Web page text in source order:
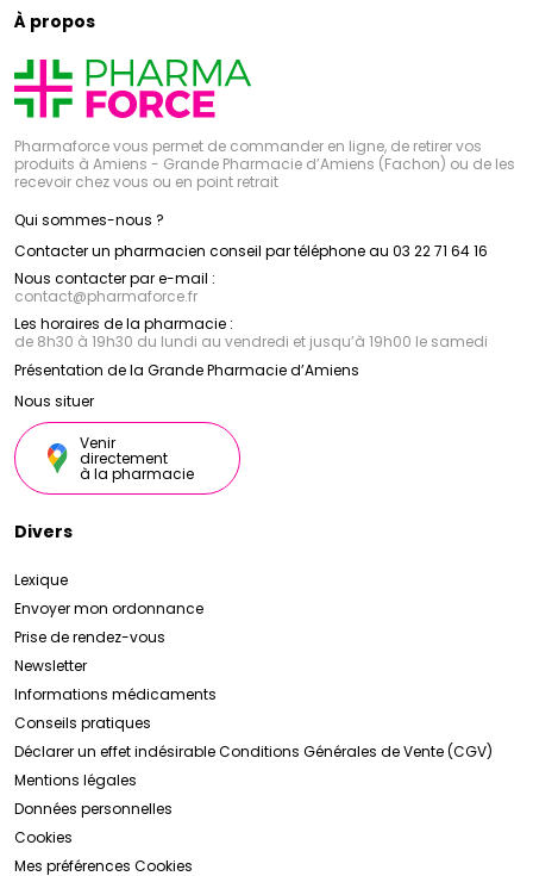
À propos
Pharmaforce vous permet de commander en ligne, de retirer vos
produits à Amiens - Grande Pharmacie d’Amiens (Fachon) ou de les
recevoir chez vous ou en point retrait
Qui sommes-nous ?
Contacter un pharmacien conseil par téléphone au 03 22 71 64 16
Nous contacter par e-mail :
contact@pharmaforce.fr
Les horaires de la pharmacie :
de 8h30 à 19h30 du lundi au vendredi et jusqu’à 19h00 le samedi
Présentation de la Grande Pharmacie d’Amiens
Nous situer
Venir
directement
à la pharmacie
Divers
Lexique
Envoyer mon ordonnance
Prise de rendez-vous
Newsletter
Informations médicaments
Conseils pratiques
Déclarer un effet indésirableConditions Générales de Vente (CGV)
Mentions légales
Données personnelles
Cookies
Mes préférences Cookies